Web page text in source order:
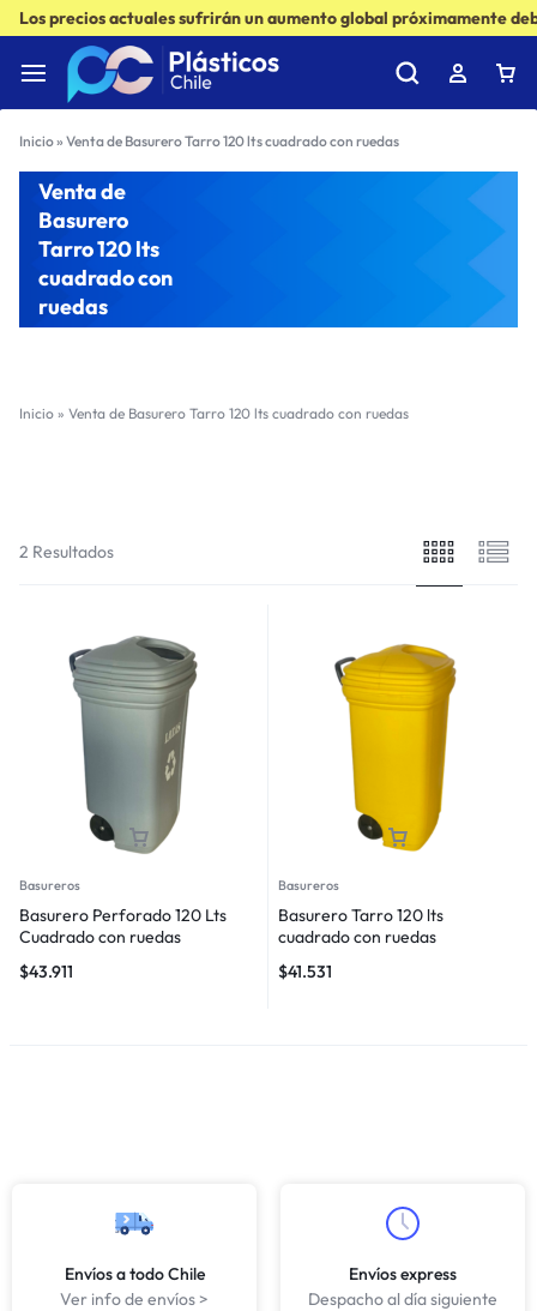
Los precios actuales sufrirán un aumento global próximamente
Inicio» Venta de Basurero Tarro 120 lts cuadrado con ruedas
Venta de
Basurero
Tarro 120 lts
cuadrado con
ruedas
Inicio » Venta de Basurero Tarro 120 lts cuadrado con ruedas
2 Resultados
Basureros
Basurero Perforado 120 Lts
Cuadrado con ruedas
$43.911
Basureros
Basurero Tarro 120 lts
cuadrado con ruedas
$41.531
Envíos a todo Chile
Ver info de envíos >
Envíos express
Despacho al día siguiente